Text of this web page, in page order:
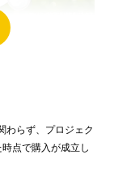
年
お客様に
ートメント
わらず、プロジェク
点で購入が成立し